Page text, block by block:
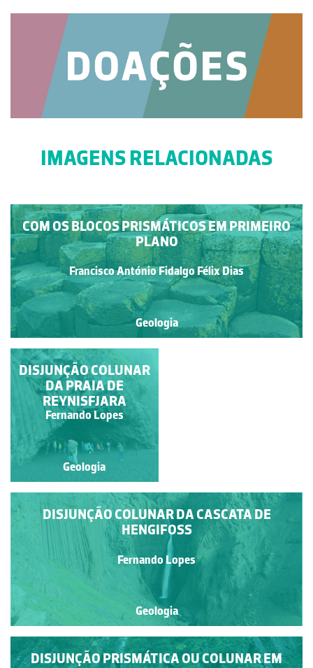
IMAGENS RELACIONADAS
COM OS BLOCOS PRISMÁTICOS EM PRIMEIRO
PLANO
Francisco António Fidalgo Félix Dias
Geologia
ÓRGÃO
Francisco António Fidalgo
Félix Dias
Geologia
DISJUNÇÃO COLUNAR DA CASCATA DE
HENGIFOSS
Fernando Lopes
Geologia
DISJUNÇÃO COLUNAR
DA PRAIA DE
REYNISFJARA
Fernando Lopes
Geologia
DISJUNÇÃO PRISMÁTICA OU COLUNAR EM